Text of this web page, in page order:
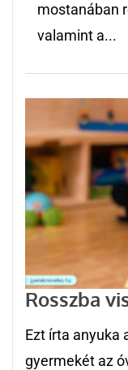
mostanában
valamint a...
Rosszba
Ezt írta anyuka
gyermekét az